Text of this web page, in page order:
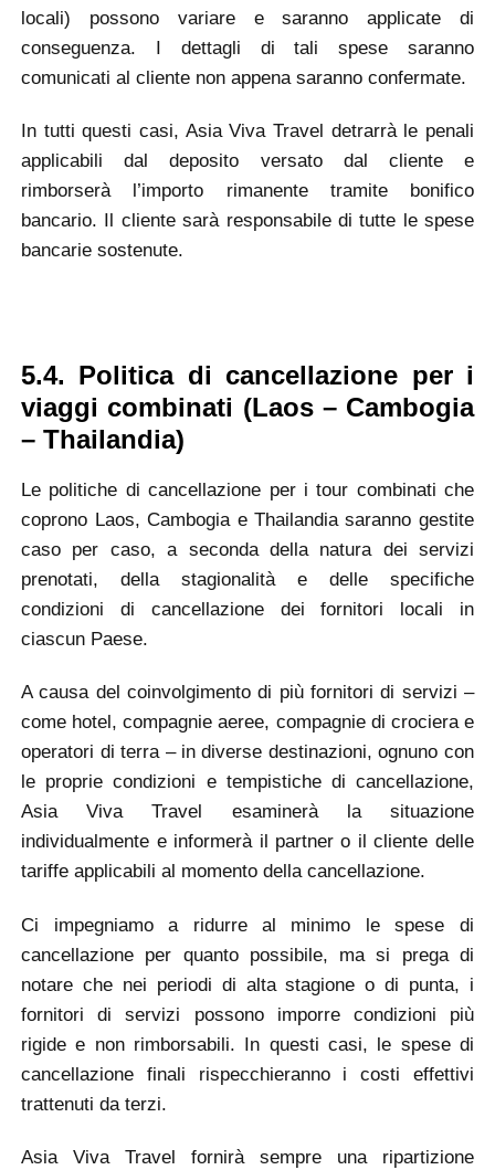
locali) possono variare e saranno applicate di
conseguenza. I dettagli di tali spese saranno
comunicati al cliente non appena saranno confermate.
In tutti questi casi, Asia Viva Travel detrarrà le penali
applicabili dal deposito versato dal cliente e
rimborserà l’importo rimanente tramite bonifico
bancario. Il cliente sarà responsabile di tutte le spese
bancarie sostenute.
5.4. Politica di cancellazione per i
viaggi combinati (Laos – Cambogia
– Thailandia)
Le politiche di cancellazione per i tour combinati che
coprono Laos, Cambogia e Thailandia saranno gestite
caso per caso, a seconda della natura dei servizi
prenotati, della stagionalità e delle specifiche
condizioni di cancellazione dei fornitori locali in
ciascun Paese.
A causa del coinvolgimento di più fornitori di servizi –
come hotel, compagnie aeree, compagnie di crociera e
operatori di terra – in diverse destinazioni, ognuno con
le proprie condizioni e tempistiche di cancellazione,
Asia Viva Travel esaminerà la situazione
individualmente e informerà il partner o il cliente delle
tariffe applicabili al momento della cancellazione.
Ci impegniamo a ridurre al minimo le spese di
cancellazione per quanto possibile, ma si prega di
notare che nei periodi di alta stagione o di punta, i
fornitori di servizi possono imporre condizioni più
rigide e non rimborsabili. In questi casi, le spese di
cancellazione finali rispecchieranno i costi effettivi
trattenuti da terzi.
Asia Viva Travel fornirà sempre una ripartizione